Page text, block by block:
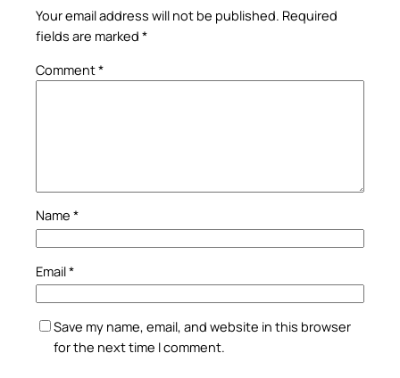
Your email address will not be published. Required
fields are marked *
Comment*
Name *
Email*
Save my name, email, and website in this browser
for the next time I comment.